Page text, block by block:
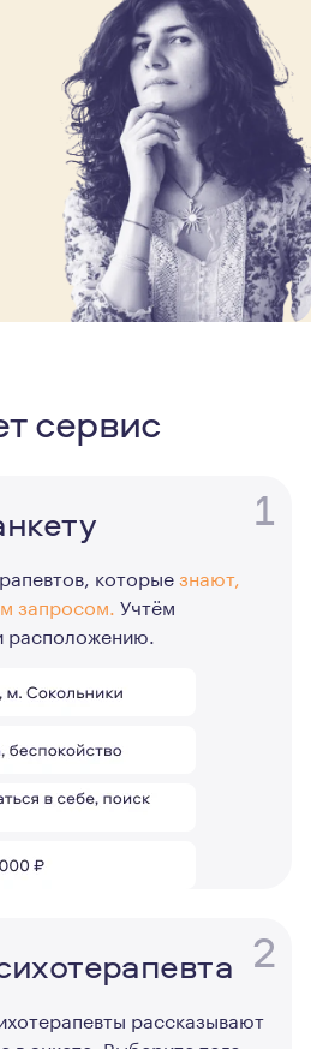
сервис
1
которыезнают,
запросом. Учтём
расположению.
2
рассказывают